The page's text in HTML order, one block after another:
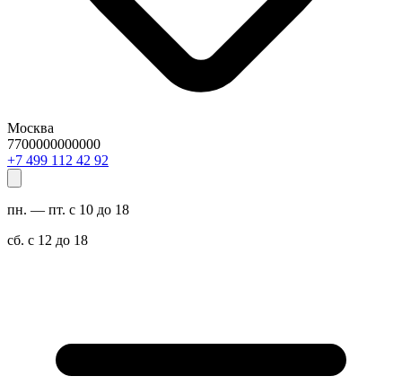
Москва
7700000000000
29 24 211 994 7+
пн. — пт. с 10 до 18
сб. с 12 до 18